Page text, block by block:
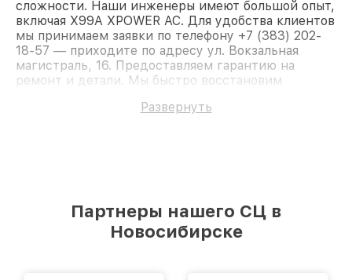
сложности. Наши инженеры имеют большой опыт,
включая X99A XPOWER AC. Для удобства клиентов
мы принимаем заявки по телефону +7 (383) 202-
18-57 — приходите по адресу ул. Вокзальная
магистраль, 16. Предоставляем гарантию на
ремонт и детали. Мы быстро восстановим
Развернуть
Партнеры нашего СЦ в
Новосибирске